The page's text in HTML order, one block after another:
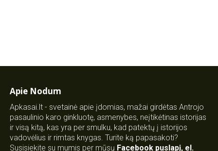
Apie Nodum
Apkasai.lt - svetainė apie įdomias, mažai girdėtas Antrojo
pasaulinio karo ginkluotę, asmenybes, neįtikėtinas istorijas
ir visą kitą, kas yra per smulku, kad patektų į istorijos
vadovėlius ir rimtas knygas. Turite ką papasakoti?
Susisiekite su mumis per mūsų Facebook puslapį, el.